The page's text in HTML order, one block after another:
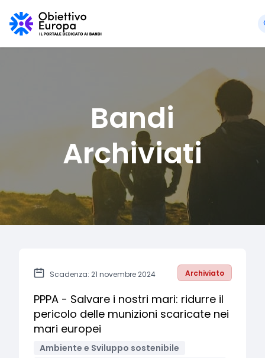
Bandi
Archiviati
Scadenza: 21 novembre 2024 Archiviato
PPPA - Salvare i nostri mari: ridurre il
pericolo delle munizioni scaricate nei
mari europei
Ambiente e Sviluppo sostenibile